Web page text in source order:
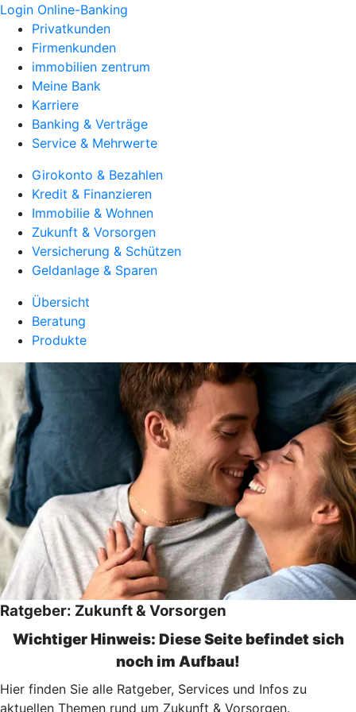
Login Online-Banking
Privatkunden
Firmenkunden
immobilien zentrum
Meine Bank
Karriere
Banking & Verträge
Service & Mehrwerte
Girokonto & Bezahlen
Kredit & Finanzieren
Immobilie & Wohnen
Zukunft & Vorsorgen
Versicherung & Schützen
Geldanlage & Sparen
Übersicht
Beratung
Produkte
Ratgeber: Zukunft & Vorsorgen
Wichtiger Hinweis: Diese Seite befindet sich
noch im Aufbau!
Hier finden Sie alle Ratgeber, Services und Infos zu
aktuellen Themen rund um Zukunft & Vorsorgen.